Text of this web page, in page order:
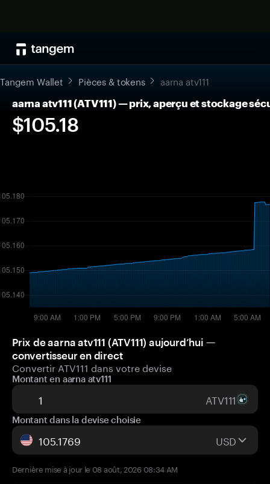
Tangem Wallet Pièces & tokens aarna atv111
aarna atv111 (ATV111) — prix, aperçu et stockage
$105.18
Prix de aarna atv111 (ATV111) aujourd’hui —
convertisseur en direct
Convertir ATV111 dans votre devise
Montant en aarna atv111
ATV111
Montant dans la devise choisie
USD
Dernière mise à jour le 08 août, 2026 08:34 AM